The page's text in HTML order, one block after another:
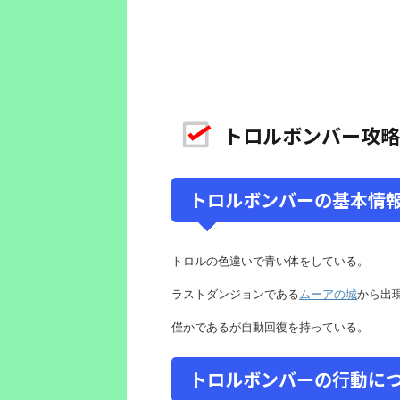
トロルボンバー攻略
トロルボンバーの基本情
トロルの色違いで青い体をしている。
ラストダンジョンであるムーアの城から出
僅かであるが自動回復を持っている。
トロルボンバーの行動に